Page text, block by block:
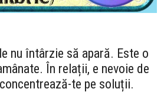
nu întârzie să apară. Este o
În relații, e nevoie de
te pe soluții.